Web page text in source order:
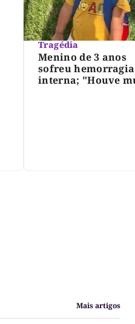
Tragédia
Menino de 3 anos
sofreu hemorragia
interna; "Houve
Mais artigos